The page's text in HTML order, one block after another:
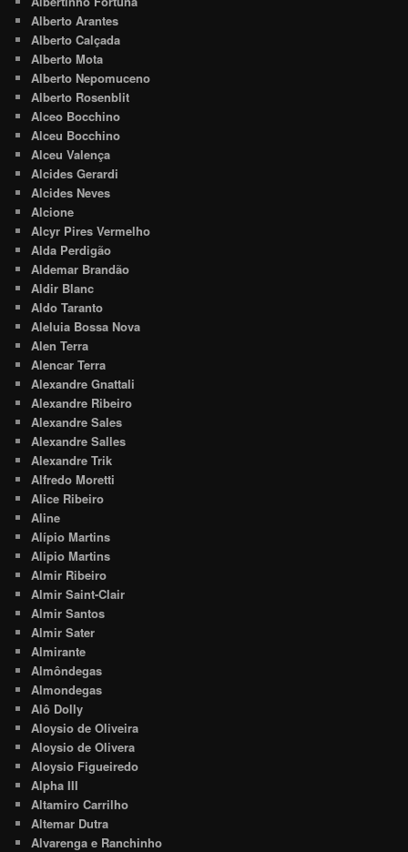
Alberto Arantes
Alberto Calçada
Alberto Mota
Alberto Nepomuceno
Alberto Rosenblit
Alceo Bocchino
Alceu Bocchino
Alceu Valença
Alcides Gerardi
Alcides Neves
Alcione
Alcyr Pires Vermelho
Alda Perdigão
Aldemar Brandão
Aldir Blanc
Aldo Taranto
Aleluia Bossa Nova
Alen Terra
Alencar Terra
Alexandre Gnattali
Alexandre Ribeiro
Alexandre Sales
Alexandre Salles
Alexandre Trik
Alfredo Moretti
Alice Ribeiro
Aline
Alípio Martins
Alipio Martins
Almir Ribeiro
Almir Saint-Clair
Almir Santos
Almir Sater
Almirante
Almôndegas
Almondegas
Alô Dolly
Aloysio de Oliveira
Aloysio de Olivera
Aloysio Figueiredo
Alpha III
Altamiro Carrilho
Altemar Dutra
Alvarenga e Ranchinho